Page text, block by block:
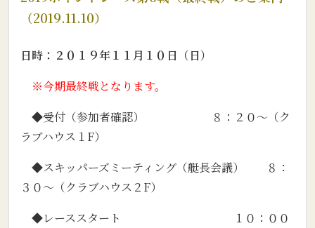
（2019.11.10）
日時：２０１９年１１月１０日（日）
※今期最終戦となります。
◆受付（参加者確認） ８：２０～（ク
ラブハウス１F）
◆スキッパーズミーティング（艇長会議） ８：
３０～（クラブハウス２F）
◆レーススタート １０：００